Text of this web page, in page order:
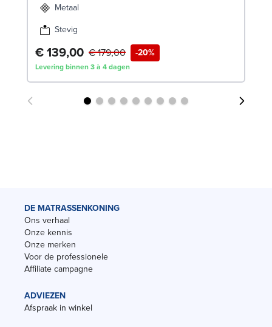
Metaal
Stevig
€ 139,00 -20%
€ 179,00
Levering binnen 3 à 4 dagen
DE MATRASSENKONING
Ons verhaal
Onze kennis
Onze merken
Voor de professionele
Affiliate campagne
ADVIEZEN
Afspraak in winkel